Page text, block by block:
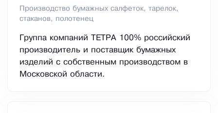
Производство бумажных салфеток, тарелок,
стаканов, полотенец
Группа компаний ТЕТРА 100% российский
производитель и поставщик бумажных
изделий с собственным производством в
Московской области.